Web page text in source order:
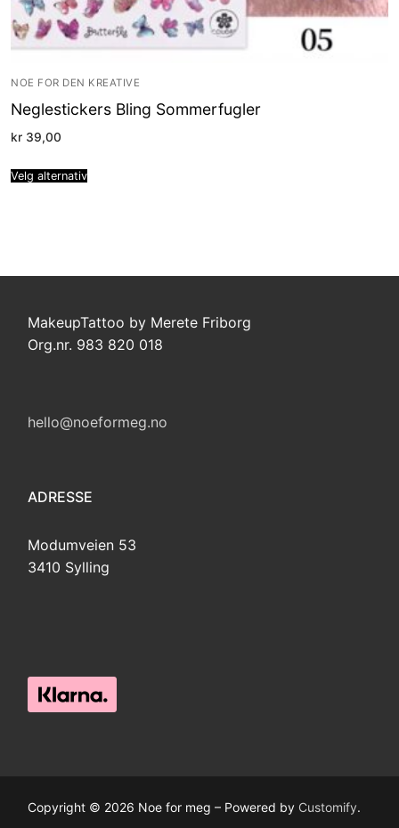
NOE FOR DEN KREATIVE
Neglestickers Bling Sommerfugler
kr 39,00
Velg alternativ
MakeupTattoo by Merete Friborg
Org.nr. 983 820 018
hello@noeformeg.no
ADRESSE
Modumveien 53
3410 Sylling
Copyright © 2026 Noe for meg – Powered by Customify.